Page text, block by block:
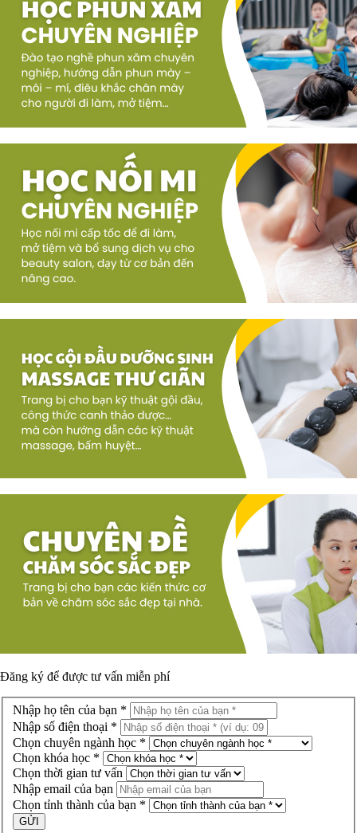
Đăng ký để được tư vấn miễn phí
Nhập họ tên của bạn *
Nhập số điện thoại *
Chọn chuyên ngành học *
Chọn khóa học *
Chọn thời gian tư vấn
Nhập email của bạn
Chọn tỉnh thành của bạn *